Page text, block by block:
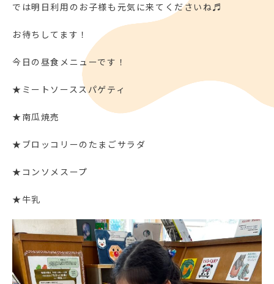
では明日利用のお子様も元気に来てくださいね♬
お待ちしてます！
今日の昼食メニューです！
★ミートソーススパゲティ
★南瓜焼売
★ブロッコリーのたまごサラダ
★コンソメスープ
★牛乳